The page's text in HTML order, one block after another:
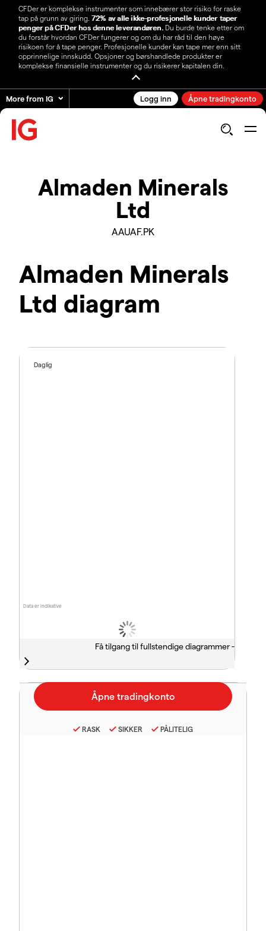
CFDer er komplekse instrumenter som innebærer stor risiko for raske
tap på grunn av giring. 72% av alle ikke-profesjonelle kunder taper
penger på CFDer hos denne leverandøren.Du burde tenke etter om
du forstår hvordan CFDer fungerer og om du har råd til den høye
risikoen for å tape penger. Profesjonelle kunder kan tape mer enn sitt
opprinnelige innskudd. Opsjoner og børshandlede produkter er
komplekse finansielle instrumenter og du risikerer kapitalen din.
More from IG Logg inn Åpne tradingkonto
Almaden Minerals
Ltd
AAUAF.PK
Almaden Minerals
Ltd diagram
Data er indikative
Daglig
Få tilgang til fullstendige diagrammer -
RASK SIKKER PÅLITELIG